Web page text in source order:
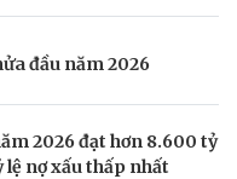
đầu năm 2026
2026 đạt hơn 8.600 tỷ
nợ xấu thấp nhất